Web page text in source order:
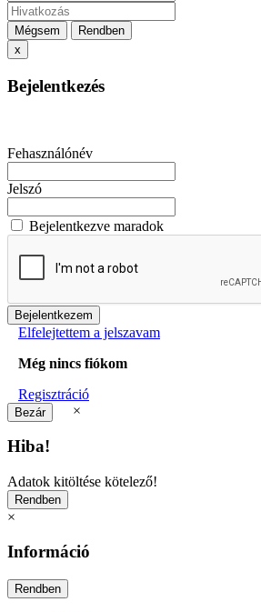
Mégsem
Rendben
x
Bejelentkezés
Fehasználónév
Jelszó
Bejelentkezve maradok
Elfelejtettem a jelszavam
Még nincs fiókom
Regisztráció
×
Hiba!
Adatok kitöltése kötelező!
×
Információ